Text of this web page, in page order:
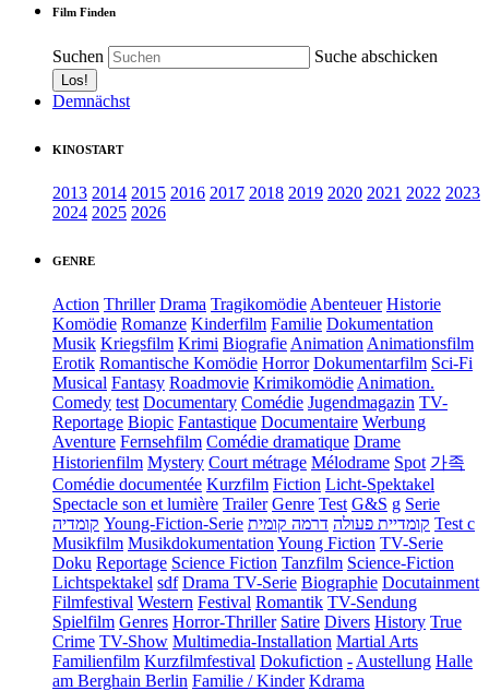
Film Finden
Suchen Suche abschicken
Demnächst
KINOSTART
2013 2014 2015 2016 2017 2018 2019 2020 2021 2022 2023
2024 2025 2026
GENRE
Action Thriller Drama Tragikomödie Abenteuer Historie
Komödie Romanze Kinderfilm Familie Dokumentation
Musik Kriegsfilm Krimi Biografie Animation Animationsfilm
Erotik Romantische Komödie Horror Dokumentarfilm Sci-Fi
Musical Fantasy Roadmovie Krimikomödie Animation.
Comedy test Documentary Comédie Jugendmagazin TV-
Reportage Biopic Fantastique Documentaire Werbung
Aventure Fernsehfilm Comédie dramatique Drame
Historienfilm Mystery Court métrage Mélodrame Spot 가족
Comédie documentée Kurzfilm Fiction Licht-Spektakel
Spectacle son et lumière Trailer Genre Test G&S g Serie
קומדיה Young-Fiction-Serie קומדיית פעולה דרמה קומית
Test c
Musikfilm Musikdokumentation Young Fiction TV-Serie
Doku Reportage Science Fiction Tanzfilm Science-Fiction
Lichtspektakel sdf Drama TV-Serie Biographie Docutainment
Filmfestival Western Festival Romantik TV-Sendung
Spielfilm Genres Horror-Thriller Satire Divers History True
Crime TV-Show Multimedia-Installation Martial Arts
Familienfilm Kurzfilmfestival Dokufiction - Austellung Halle
am Berghain Berlin Familie / Kinder Kdrama